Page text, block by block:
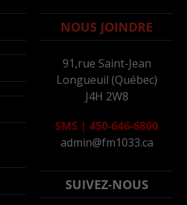
NOUS JOINDRE
91,rue Saint-Jean
Longueuil (Québec)
J4H 2W8
SMS | 450-646-6800
admin@fm1033.ca
SUIVEZ-NOUS